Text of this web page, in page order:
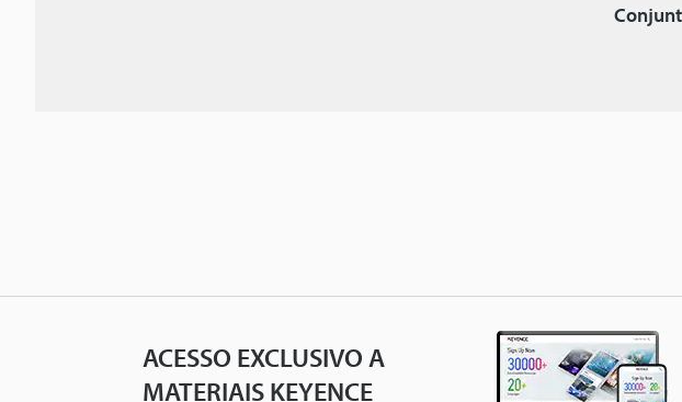
ACESSO EXCLUSIVO A
MATERIAIS KEYENCE